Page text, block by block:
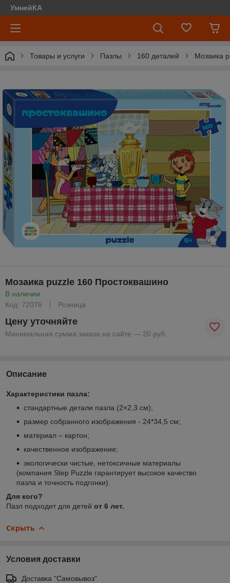
УмнейКА
Товары и услуги Пазлы 160 деталей Мозаика
Мозаика puzzle 160 Простоквашино
В наличии
Код: 72076
Розница
Цену уточняйте
Минимальная сумма заказа на сайте — 20 руб.
Описание
Характеристики пазла:
стандартные детали пазла (2×2,3 см);
размер собранного изображения - 24*34,5 см;
материал – картон;
качественное изображение;
экологически чистые, нетоксичные материалы
(компания Step Puzzle гарантирует высокое качество
пазла и точность подгонки).
Для кого?
Пазл подходит для детей от 6 лет.
Скрыть
Условия доставки
Доставка "Самовывоз"